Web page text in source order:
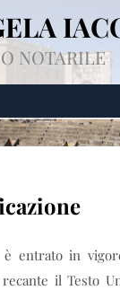
NOTARILE
entrato in
il Testo